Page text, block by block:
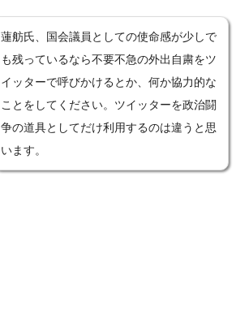
蓮舫氏、国会議員としての使命感が少しで
も残っているなら不要不急の外出自粛をツ
イッターで呼びかけるとか、何か協力的な
ことをしてください。ツイッターを政治闘
争の道具としてだけ利用するのは違うと思
います。